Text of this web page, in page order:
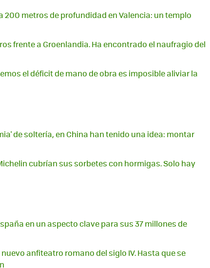
metros de profundidad en Valencia: un templo
frente a Groenlandia. Ha encontrado el naufragio del
el déficit de mano de obra es imposible aliviar la
de soltería, en China han tenido una idea: montar
cubrían sus sorbetes con hormigas. Solo hay
en un aspecto clave para sus 37 millones de
anfiteatro romano del siglo IV. Hasta que se